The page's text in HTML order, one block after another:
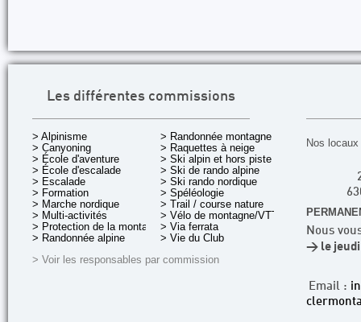
Les différentes commissions
> Alpinisme
> Canyoning
> École d'aventure
> École d'escalade
> Escalade
> Formation
> Marche nordique
> Multi-activités
> Protection de la montagne
> Randonnée alpine
> Randonnée montagne
> Raquettes à neige
> Ski alpin et hors piste
> Ski de rando alpine
> Ski rando nordique
> Spéléologie
> Trail / course nature
> Vélo de montagne/VTT
> Via ferrata
> Vie du Club
> Voir les responsables par commission
Nos
Nous
> le jeudi
Email :